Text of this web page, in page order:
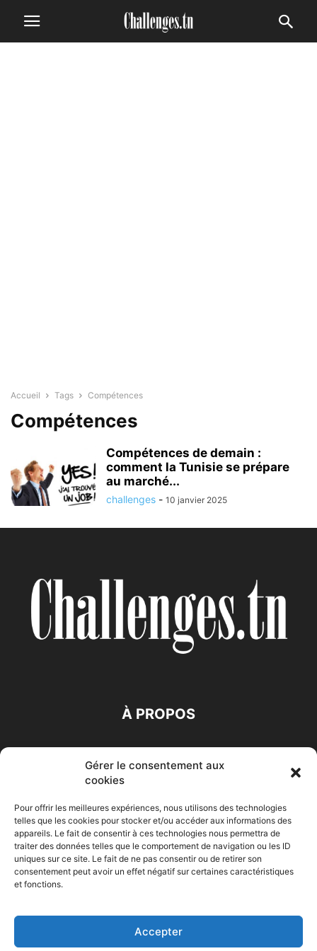
Gérer le consentement aux
cookies
Pour offrir les meilleures expériences, nous utilisons des technologies
telles que les cookies pour stocker et/ou accéder aux informations des
appareils. Le fait de consentir à ces technologies nous permettra de
traiter des données telles que le comportement de navigation ou les ID
uniques sur ce site. Le fait de ne pas consentir ou de retirer son
consentement peut avoir un effet négatif sur certaines caractéristiques
et fonctions.
Accepter
Accueil Tags Compétences
Compétences
Compétences de demain :
comment la Tunisie se prépare
au marché...
challenges - 10 janvier 2025
À PROPOS
Accueil Economie Entreprises Entrepreneur
Maghreb
© Challenges.tn By AAKOM.DIGITAL